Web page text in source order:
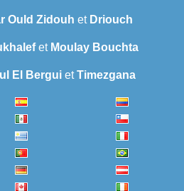
Ould Zidouh et Driouch
et Moulay Bouchta
El Bergui etTimezgana